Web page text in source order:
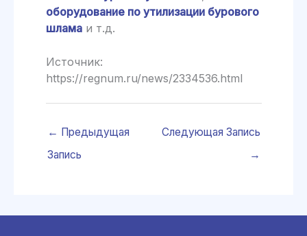
оборудование по утилизации бурового
шламаи т.д.
Источник:
https://regnum.ru/news/2334536.html
← Предыдущая
Запись
Следующая Запись
→